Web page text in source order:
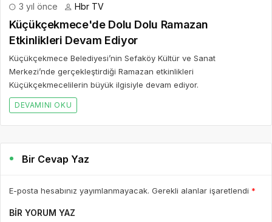
3 yıl önce Hbr TV
Küçükçekmece'de Dolu Dolu Ramazan
Etkinlikleri Devam Ediyor
Küçükçekmece Belediyesi’nin Sefaköy Kültür ve Sanat
Merkezi’nde gerçekleştirdiği Ramazan etkinlikleri
Küçükçekmecelilerin büyük ilgisiyle devam ediyor.
DEVAMINI OKU
Bir Cevap Yaz
E-posta hesabınız yayımlanmayacak. Gerekli alanlar işaretlendi *
BIR YORUM YAZ